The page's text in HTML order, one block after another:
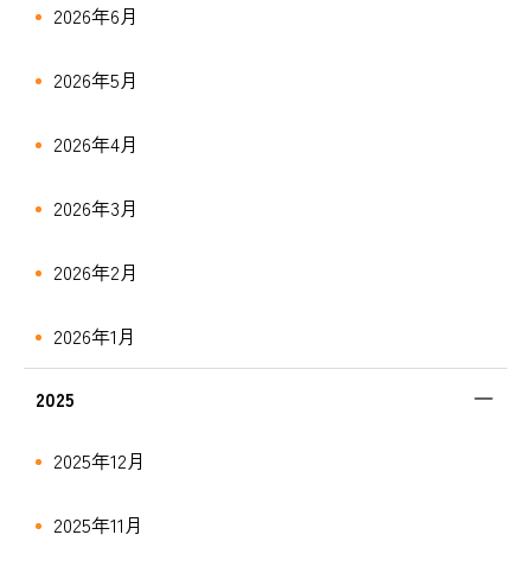
2026年6月
2026年5月
2026年4月
2026年3月
2026年2月
2026年1月
2025
2025年12月
2025年11月